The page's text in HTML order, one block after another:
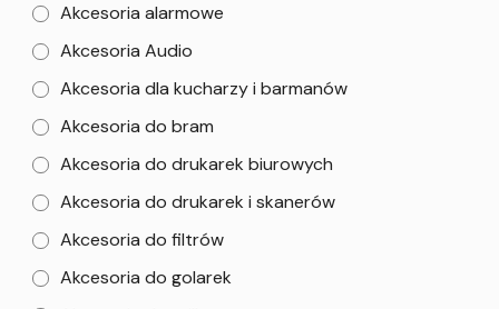
Akcesoria alarmowe
Akcesoria Audio
Akcesoria dla kucharzy i barmanów
Akcesoria do bram
Akcesoria do drukarek biurowych
Akcesoria do drukarek i skanerów
Akcesoria do filtrów
Akcesoria do golarek